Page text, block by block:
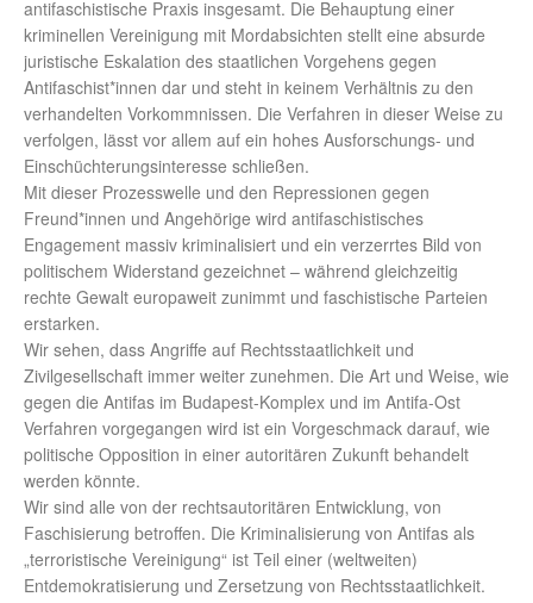
antifaschistische Praxis insgesamt. Die Behauptung einer
kriminellen Vereinigung mit Mordabsichten stellt eine absurde
juristische Eskalation des staatlichen Vorgehens gegen
Antifaschist*innen dar und steht in keinem Verhältnis zu den
verhandelten Vorkommnissen. Die Verfahren in dieser Weise zu
verfolgen, lässt vor allem auf ein hohes Ausforschungs- und
Einschüchterungsinteresse schließen.
Mit dieser Prozesswelle und den Repressionen gegen
Freund*innen und Angehörige wird antifaschistisches
Engagement massiv kriminalisiert und ein verzerrtes Bild von
politischem Widerstand gezeichnet – während gleichzeitig
rechte Gewalt europaweit zunimmt und faschistische Parteien
erstarken.
Wir sehen, dass Angriffe auf Rechtsstaatlichkeit und
Zivilgesellschaft immer weiter zunehmen. Die Art und Weise, wie
gegen die Antifas im Budapest-Komplex und im Antifa-Ost
Verfahren vorgegangen wird ist ein Vorgeschmack darauf, wie
politische Opposition in einer autoritären Zukunft behandelt
werden könnte.
Wir sind alle von der rechtsautoritären Entwicklung, von
Faschisierung betroffen. Die Kriminalisierung von Antifas als
„terroristische Vereinigung“ ist Teil einer (weltweiten)
Entdemokratisierung und Zersetzung von Rechtsstaatlichkeit.